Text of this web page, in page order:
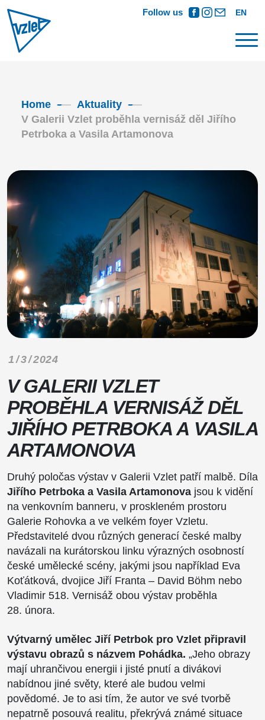
Follow us EN
Home
Aktuality
V Galerii Vzlet proběhla vernisáž děl Jiřího
Petrboka a Vasila Artamonova
1 / 3 / 2024
V GALERII VZLET
PROBĚHLA VERNISÁŽ DĚL
JIŘÍHO PETRBOKA A VASILA
ARTAMONOVA
Druhý poločas výstav v Galerii Vzlet patří malbě. Díla
Jiřího Petrboka a Vasila Artamonova jsou k vidění
na venkovním banneru, v proskleném prostoru
Galerie Rohovka a ve velkém foyer Vzletu.
Představitelé dvou různých generací české malby
navázali na kurátorskou linku výrazných osobností
české umělecké scény, jakými jsou například Eva
Koťátková, dvojice Jiří Franta – David Böhm nebo
Vladimir 518. Vernisáž obou výstav proběhla
28. února.
Výtvarný umělec Jiří Petrbok pro Vzlet připravil
výstavu obrazů s názvem Pohádka. „Jeho obrazy
mají uhrančivou energii i jisté pnutí a divákovi
nabídnou jiné světy, které ale budou velmi
povědomé. Je to asi tím, že autor ve své tvorbě
nepatrně posouvá realitu, překrývá známé situace